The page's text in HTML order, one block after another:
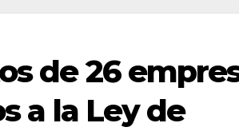
de 26
a la Ley de